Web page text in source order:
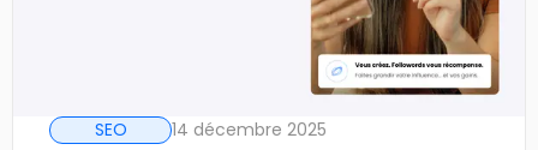
SEO 14 décembre 2025